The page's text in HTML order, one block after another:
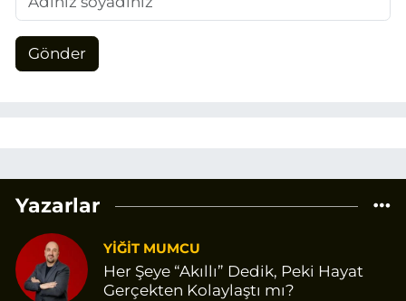
Gönder
Yazarlar
YİĞİT MUMCU
Her Şeye “Akıllı” Dedik, Peki Hayat
Gerçekten Kolaylaştı mı?